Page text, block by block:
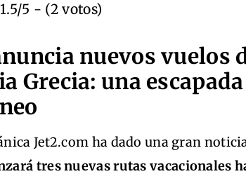
1.5/5 - (2 votos)
nuevos vuelos
Grecia: una
Jet2.com ha dado una gran
tres nuevas rutas vacacionales